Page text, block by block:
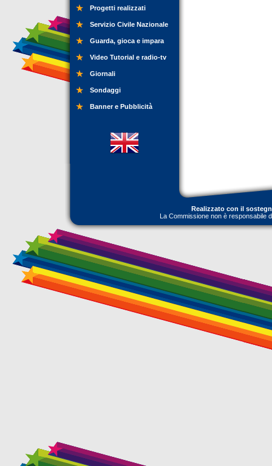
Progetti realizzati
Servizio Civile Nazionale
Guarda, gioca e impara
Video Tutorial e radio-tv
Giornali
Sondaggi
Banner e Pubblicità
Realizzato con il
La Commissione non è responsabile